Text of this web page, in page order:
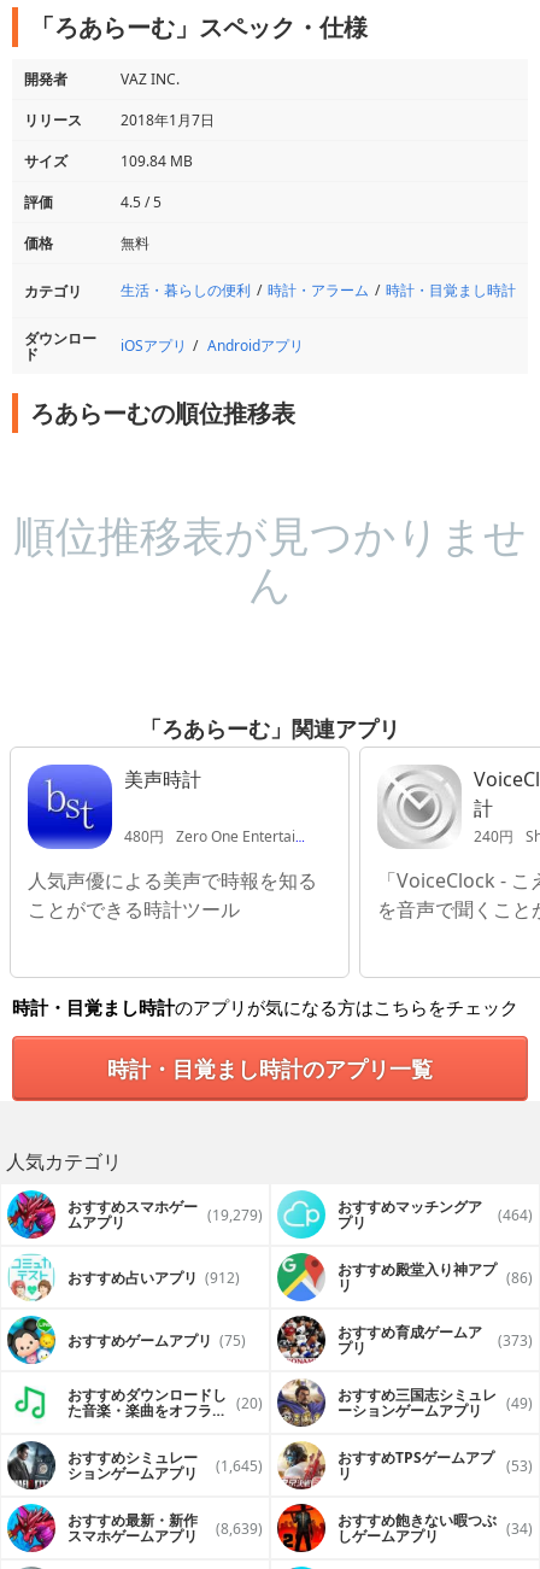
「ろあらーむ」スペック・仕様
開発者
VAZ INC.
リリース
2018年1月7日
サイズ
109.84 MB
評価
4.5 / 5
価格
無料
カテゴリ 生活・暮らしの便利 時計・アラーム 時計・目覚まし時計
ダウンロー
ド iOSアプリ Androidアプリ
ろあらーむの順位推移表
順位推移表が見つかりませ
ん
「ろあらーむ」関連アプリ
美声時計
480円 Zero One Entertainment LLC.
人気声優による美声で時報を知る
ことができる時計ツール
計
240円
「VoiceClock -
を音声で聞くこと
時計・目覚まし時計のアプリが気になる方はこちらをチェック
時計・目覚まし時計のアプリ一覧
人気カテゴリ
おすすめスマホゲー
ムアプリ (19,279) おすすめマッチングア
プリ (464)
おすすめ占いアプリ (912) おすすめ殿堂入り神アプ
リ (86)
おすすめゲームアプリ (75) おすすめ育成ゲームア
プリ (373)
おすすめダウンロードし
た音楽・楽曲をオフライ (20) おすすめ三国志シミュレ
ーションゲームアプリ (49)
おすすめシミュレー
ションゲームアプリ (1,645) おすすめTPSゲームアプ
リ (53)
おすすめ最新・新作
スマホゲームアプリ (8,639) おすすめ飽きない暇つぶ
しゲームアプリ (34)